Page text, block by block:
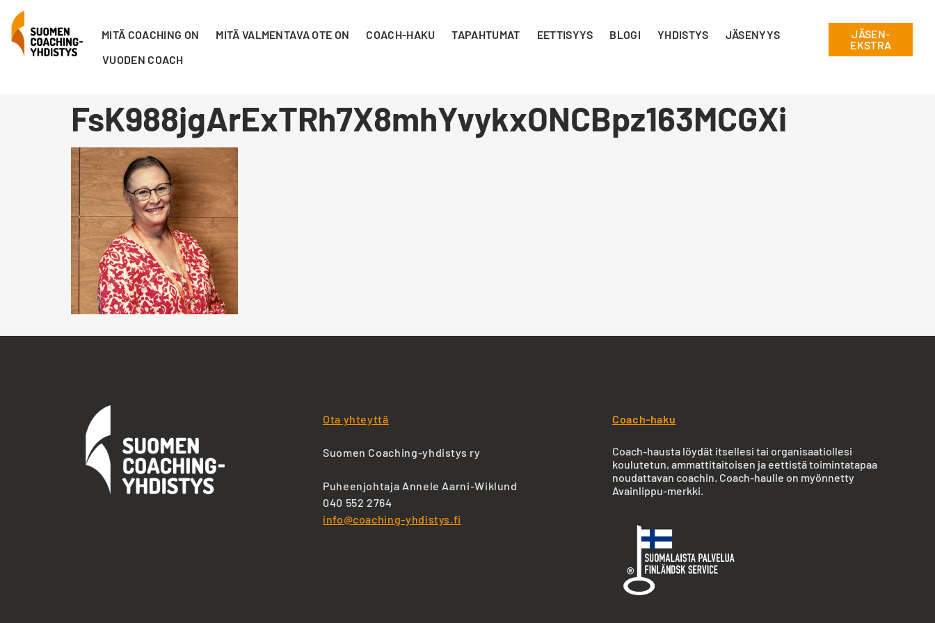
MITÄ COACHING ON MITÄ VALMENTAVA OTE ON COACH-HAKU TAPAHTUMAT EETTISYYS BLOGI YHDISTYS
JÄSENYYS
VUODEN COACH
JÄSEN-
EKSTRA
FsK988jgArExTRh7X8mhYvykxONCBpz163MCGXi
Ota yhteyttä
Suomen Coaching-yhdistys ry
Puheenjohtaja Annele Aarni-Wiklund
040 552 2764
info@coaching-yhdistys.fi
Coach-haku
Coach-hausta löydät itsellesi tai organisaatiollesi
koulutetun, ammattitaitoisen ja eettistä toimintatapaa
noudattavan coachin. Coach-haulle on myönnetty
Avainlippu-merkki.